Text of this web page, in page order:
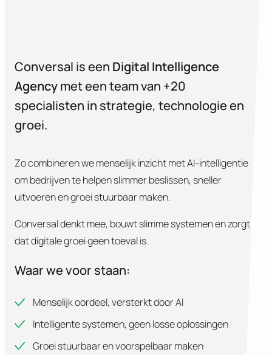
Conversal is een Digital Intelligence
Agencymet een team van +20
specialisten in strategie, technologie en
groei.
Zo combineren we menselijk inzicht met AI-intelligentie
om bedrijven te helpen slimmer beslissen, sneller
uitvoeren en groei stuurbaar maken.
Conversal denkt mee, bouwt slimme systemen en zorgt
dat digitale groei geen toeval is.
Waar we voor staan:
Menselijk oordeel, versterkt door AI
Intelligente systemen, geen losse oplossingen
Groei stuurbaar en voorspelbaar maken